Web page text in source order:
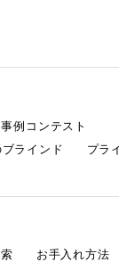
例コンテスト
ラインド
プラ
お手入れ方法